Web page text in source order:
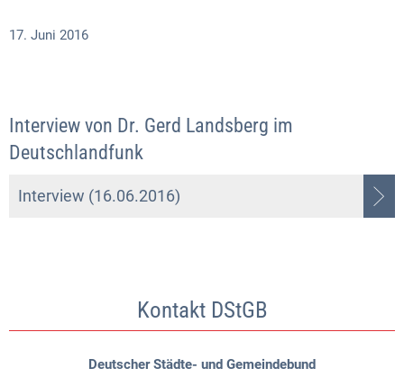
17. Juni 2016
Interview von Dr. Gerd Landsberg im
Deutschlandfunk
Interview (16.06.2016)
Kontakt DStGB
Deutscher Städte- und Gemeindebund